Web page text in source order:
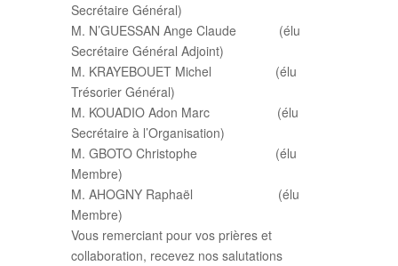
Secrétaire Général)
M. N’GUESSAN Ange Claude (élu
Secrétaire Général Adjoint)
M. KRAYEBOUET Michel (élu
Trésorier Général)
M. KOUADIO Adon Marc (élu
Secrétaire à l’Organisation)
M. GBOTO Christophe (élu
Membre)
M. AHOGNY Raphaël (élu
Membre)
Vous remerciant pour vos prières et
collaboration, recevez nos salutations